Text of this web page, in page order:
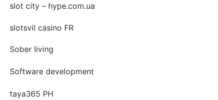
slot city – hype.com.ua
slotsvil casino FR
Sober living
Software development
taya365 PH